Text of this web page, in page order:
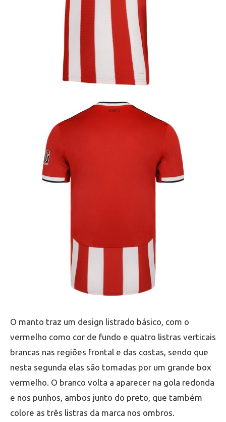
O manto traz um design listrado básico, com o
vermelho como cor de fundo e quatro listras verticais
brancas nas regiões frontal e das costas, sendo que
nesta segunda elas são tomadas por um grande box
vermelho. O branco volta a aparecer na gola redonda
e nos punhos, ambos junto do preto, que também
colore as três listras da marca nos ombros.